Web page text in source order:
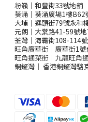
粉嶺｜和豐街33號地舖
葵涌｜葵涌廣場1樓B62
大埔｜運頭街79號永和
元朗｜大棠路41-59號
荃灣｜海霸街108-114
旺角廣華街｜廣華街1
旺角通菜街｜九龍旺角
銅鑼灣 ｜ 香港銅鑼灣駱